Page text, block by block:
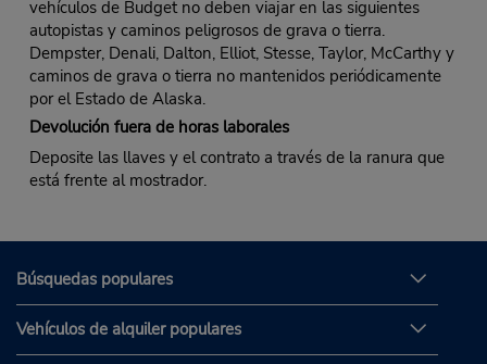
vehículos de Budget no deben viajar en las siguientes
autopistas y caminos peligrosos de grava o tierra.
Dempster, Denali, Dalton, Elliot, Stesse, Taylor, McCarthy y
caminos de grava o tierra no mantenidos periódicamente
por el Estado de Alaska.
Devolución fuera de horas laborales
Deposite las llaves y el contrato a través de la ranura que
está frente al mostrador.
Búsquedas populares
Vehículos de alquiler populares